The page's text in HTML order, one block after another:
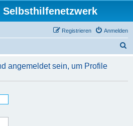
Selbsthilfenetzwerk
Anmelden
Registrieren
h
angemeldet sein, um Profile